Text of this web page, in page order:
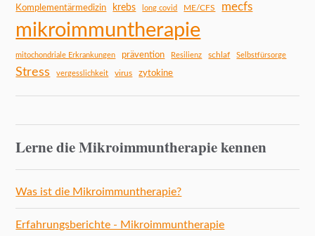
Komplementärmedizin krebs long covid ME/CFS mecfs
mikroimmuntherapie
mitochondriale Erkrankungen prävention Resilienz schlaf Selbstfürsorge
Stress vergesslichkeit virus zytokine
Lerne die Mikroimmuntherapie kennen
Was ist die Mikroimmuntherapie?
Erfahrungsberichte - Mikroimmuntherapie